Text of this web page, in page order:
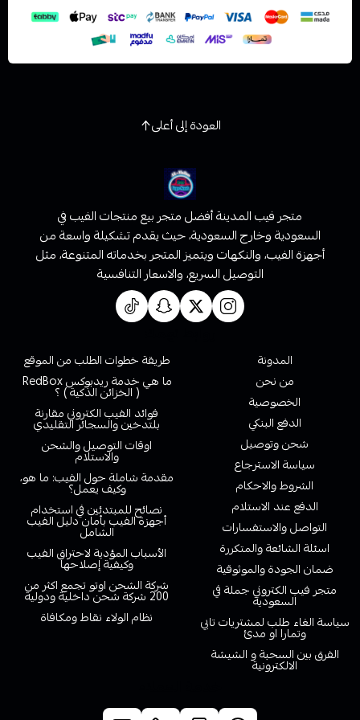
العودة إلى أعلى
متجر فيب المدينة أفضل متجر بيع منتجات الفيب في
السعودية وخارج السعودية، حيث يقدم تشكيلة واسعة من
أجهزة الفيب، والنكهات ويتميز المتجر بخدماته المتنوعة، مثل
التوصيل السريع، والاسعار التنافسية
المدونة
من نحن
الخصوصية
الدفع البنكي
شحن وتوصيل
سياسة الاسترجاع
الشروط والاحكام
الدفع عند الاستلام
التواصل والاستفسارات
اسئلة الشائعة والمتكررة
ضمان الجودة والموثوقية
متجر فيب الكتروني جملة في
السعودية
سياسة الغاء طلب لمشتريات تابي
وتمارا او مدئ
الفرق بين السحبة و الشيشة
الالكترونية
طريقة خطوات الطلب من الموقع
ما هي خدمة ريدبوكس RedBox
( الخزائن الذكية ) ؟
فوائد الفيب الكتروني مقارنة
بلتدخين والسجائر التقليدي
اوقات التوصيل والشحن
والاستلام
مقدمة شاملة حول الفيب: ما هو،
وكيف يعمل؟
نصائح للمبتدئين في استخدام
أجهزة الفيب بأمان دليل الفيب
الشامل
الأسباب المؤدية لاحتراق الفيب
وكيفية إصلاحها
شركة الشحن اوتو تجمع اكثر من
200 شركة شحن داخلية ودولية
نظام الولاء نقاط ومكافاة